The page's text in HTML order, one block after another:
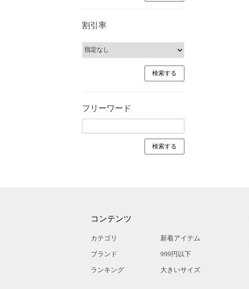
割引率
フリーワード
コンテンツ
カテゴリ
ブランド
ランキング
新着アイテム
999円以下
大きいサイズ